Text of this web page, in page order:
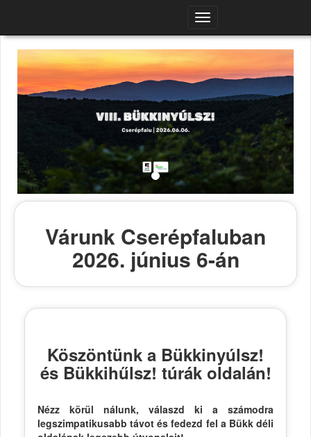
Navigációs
menü
Várunk Cserépfaluban
2026. június 6-án
Köszöntünk a Bükkinyúlsz!
és Bükkihűlsz! túrák oldalán!
Nézz körül nálunk, válaszd ki a számodra
legszimpatikusabb távot és fedezd fel a Bükk déli